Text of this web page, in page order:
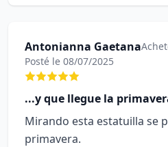
Antonianna Gaetana
Posté le 08/07/2025
...y que llegue la
Mirando esta estatuilla se
primavera.